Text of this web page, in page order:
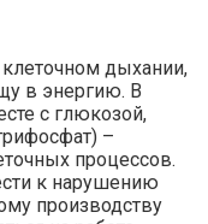
дыхании,
в энергию. В
с глюкозой,
–
процессов.
к нарушению
производству